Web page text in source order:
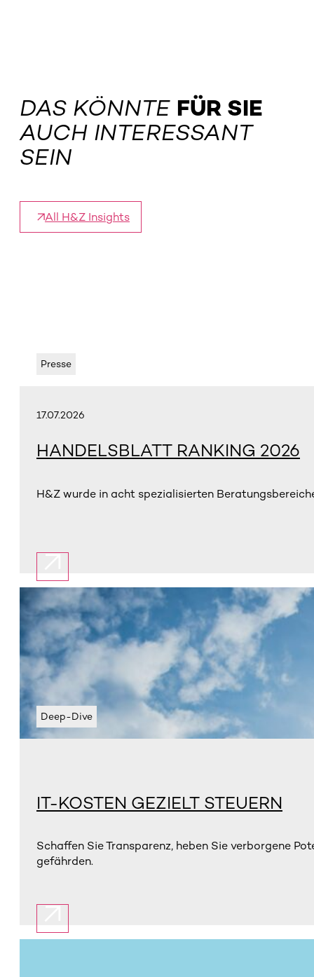
DAS KÖNNTE FÜR SIE
AUCH INTERESSANT
SEIN
All H&Z Insights
Presse
17.07.2026
HANDELSBLATT RANKING 2026
H&Z wurde in acht spezialisierten
Deep-Dive
IT-KOSTEN GEZIELT STEUERN
Schaffen Sie Transparenz, heben Sie verborgene
gefährden.